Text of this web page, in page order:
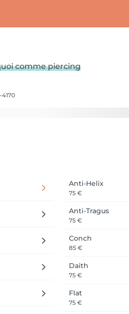
comme piercing
Anti-Helix
75 €
Anti-Tragus
75 €
Conch
85 €
Daith
75 €
Flat
75 €